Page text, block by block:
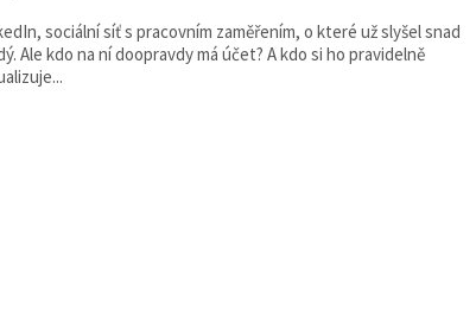
sociální síť s pracovním zaměřením, o které už slyšel snad
Ale kdo na ní doopravdy má účet? A kdo si ho pravidelně